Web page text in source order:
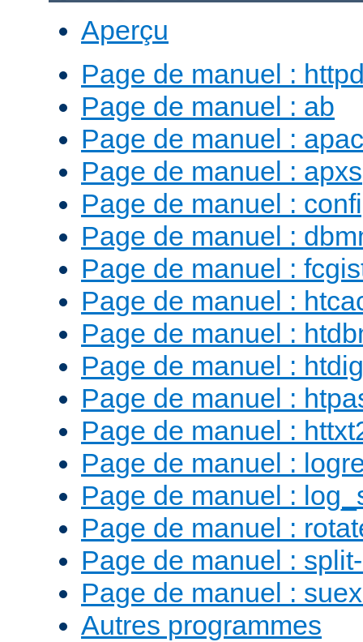
Aperçu
Page de manuel :
Page de manuel : ab
Page de manuel :
Page de manuel : apxs
Page de manuel :
Page de manuel :
Page de manuel :
Page de manuel :
Page de manuel :
Page de manuel :
Page de manuel :
Page de manuel :
Page de manuel :
Page de manuel :
Page de manuel :
Page de manuel :
Page de manuel :
Autres programmes